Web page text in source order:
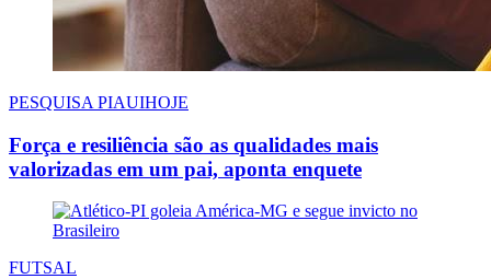
PESQUISA PIAUIHOJE
Força e resiliência são as qualidades mais
valorizadas em um pai, aponta enquete
FUTSAL